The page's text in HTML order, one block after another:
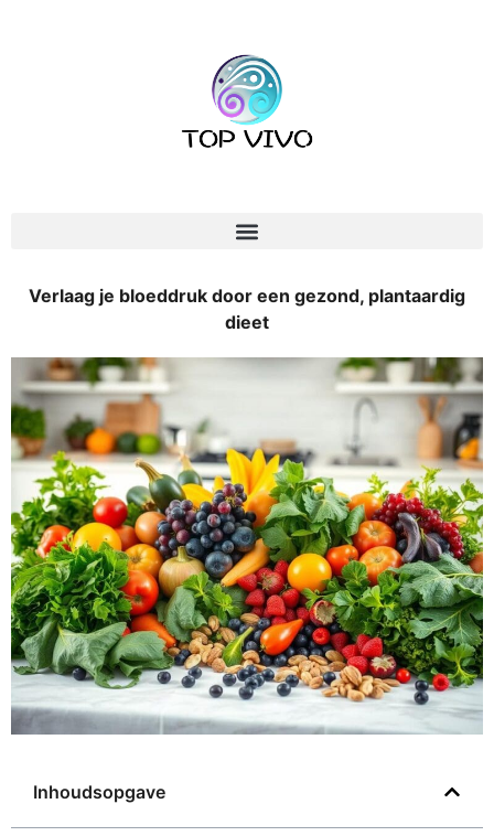
Verlaag je bloeddruk door een gezond, plantaardig
dieet
Inhoudsopgave